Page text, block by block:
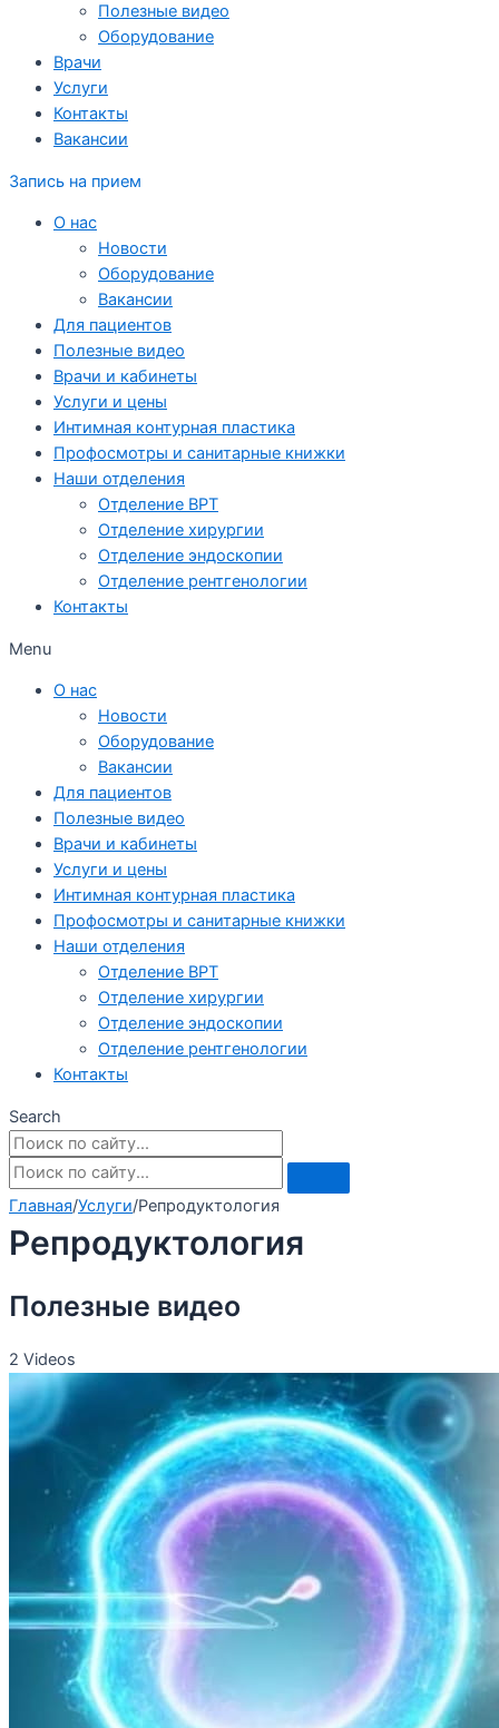
Полезные видео
Оборудование
Врачи
Услуги
Контакты
Вакансии
Запись на прием
О нас
Новости
Оборудование
Вакансии
Для пациентов
Полезные видео
Врачи и кабинеты
Услуги и цены
Интимная контурная пластика
Профосмотры и санитарные книжки
Наши отделения
Отделение ВРТ
Отделение хирургии
Отделение эндоскопии
Отделение рентгенологии
Контакты
Menu
О нас
Новости
Оборудование
Вакансии
Для пациентов
Полезные видео
Врачи и кабинеты
Услуги и цены
Интимная контурная пластика
Профосмотры и санитарные книжки
Наши отделения
Отделение ВРТ
Отделение хирургии
Отделение эндоскопии
Отделение рентгенологии
Контакты
Search
Главная/Услуги/Репродуктология
Репродуктология
Полезные видео
2 Videos